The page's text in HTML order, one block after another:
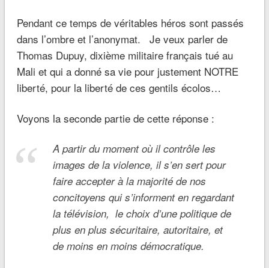
Pendant ce temps de véritables héros sont passés
dans l’ombre et l’anonymat. Je veux parler de
Thomas Dupuy, dixième militaire français tué au
Mali et qui a donné sa vie pour justement NOTRE
liberté, pour la liberté de ces gentils écolos…
Voyons la seconde partie de cette réponse :
A partir du moment où il contrôle les
images de la violence, il s’en sert pour
faire accepter à la majorité de nos
concitoyens qui s’informent en regardant
la télévision, le choix d’une politique de
plus en plus sécuritaire, autoritaire, et
de moins en moins démocratique.